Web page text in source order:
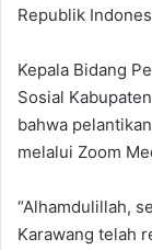
Republik
Kepala Bidang
Sosial
bahwa
melalui Zoom
“Alhamdulillah,
Karawang telah